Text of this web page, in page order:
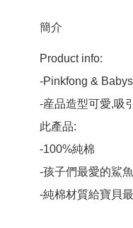
簡介
Product info:
-Pinkfong &
-産品造型可愛,吸
此產品:
-100%純棉
-孩子們最愛的鯊
-純棉材質給寶貝